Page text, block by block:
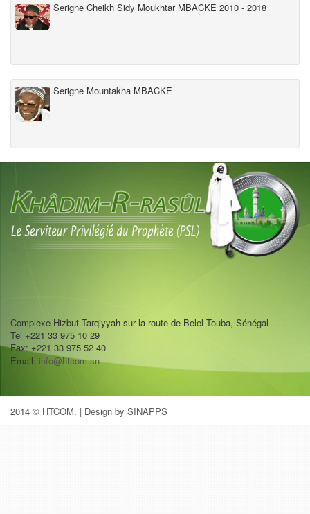
Serigne Cheikh Sidy Moukhtar MBACKE 2010 - 2018
Serigne Mountakha MBACKE
Complexe Hizbut Tarqiyyah sur la route de Belel Touba, Sénégal
Tel +221 33 975 10 29
Fax: +221 33 975 52 40
Email: info@htcom.sn
2014 © HTCOM. | Design by SINAPPS